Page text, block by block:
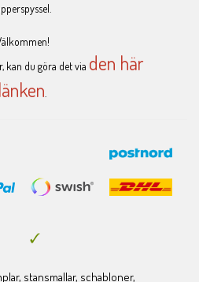
kan du göra det via den här
länken
stansmallar, schabloner,